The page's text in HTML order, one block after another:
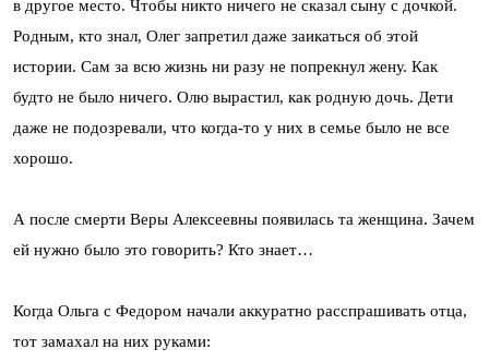
в другое место. Чтобы никто ничего не сказал сыну с дочкой.
Родным, кто знал, Олег запретил даже заикаться об этой
истории. Сам за всю жизнь ни разу не попрекнул жену. Как
будто не было ничего. Олю вырастил, как родную дочь. Дети
даже не подозревали, что когда-то у них в семье было не все
хорошо.
А после смерти Веры Алексеевны появилась та женщина. Зачем
ей нужно было это говорить? Кто знает…
Когда Ольга с Федором начали аккуратно расспрашивать отца,
тот замахал на них руками: